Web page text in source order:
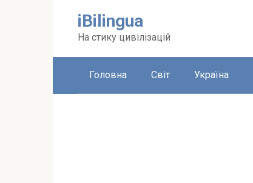
iBilingua
На стику цивілізацій
Головна Світ Україна